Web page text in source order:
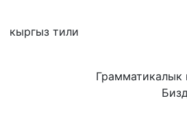
кыргыз тили
Грамматикалык